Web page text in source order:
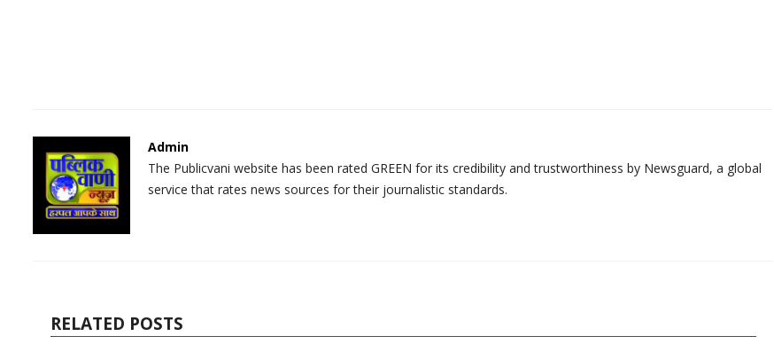
Admin
The Publicvani website has been rated GREEN for its credibility and trustworthiness by Newsguard, a global
service that rates news sources for their journalistic standards.
RELATED POSTS